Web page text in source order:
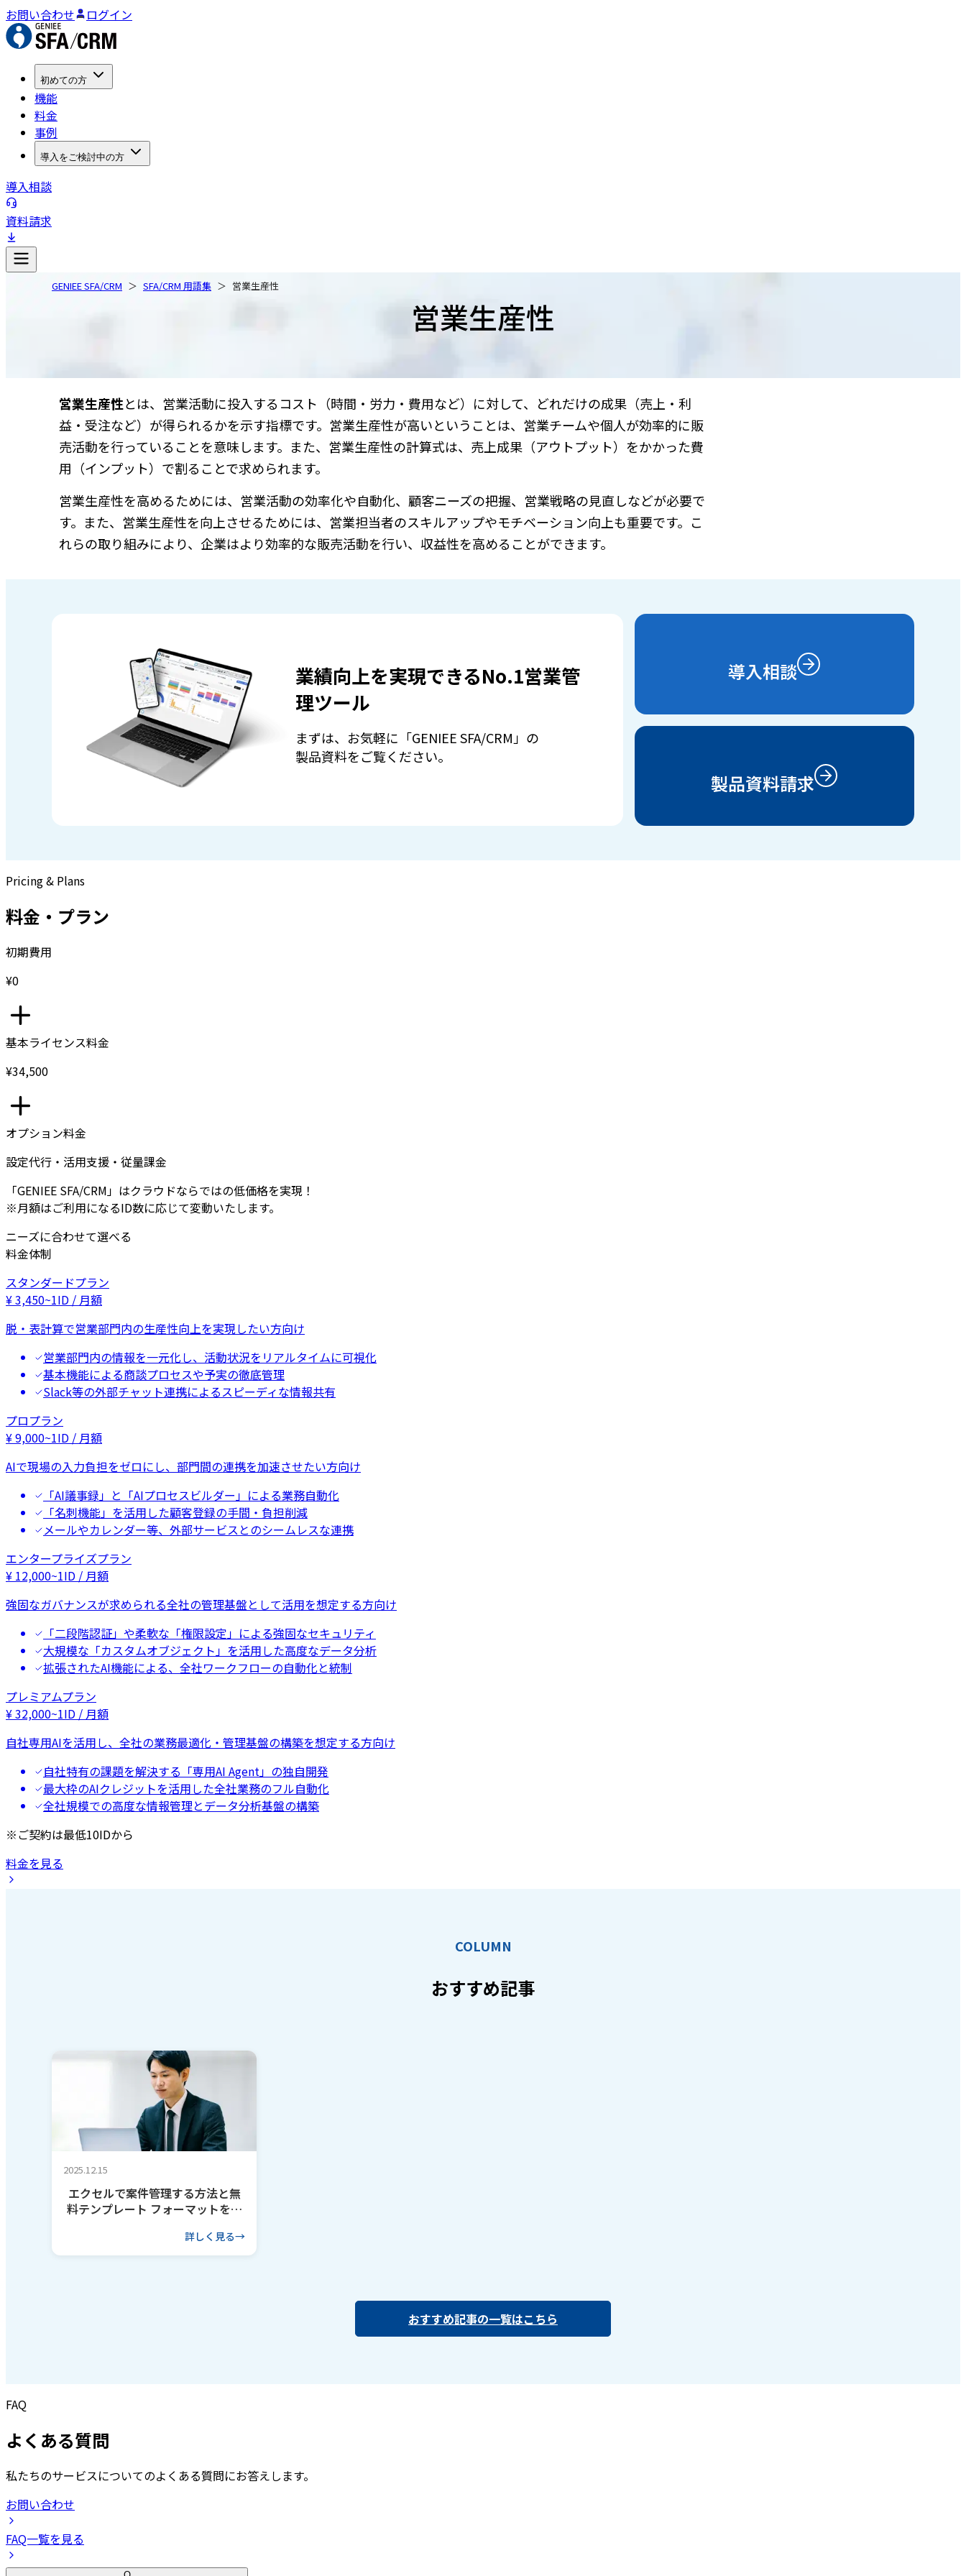
お問い合わせ ログイン
初めての方
機能
料金
事例
導入をご検討中の方
導入相談
資料請求
GENIEE SFA/CRM SFA/CRM 用語集 営業生産性
営業生産性
営業生産性とは、営業活動に投入するコスト（時間・労力・費用など）に対して、どれだけの成果（売上・利
益・受注など）が得られるかを示す指標です。営業生産性が高いということは、営業チームや個人が効率的に販
売活動を行っていることを意味します。また、営業生産性の計算式は、売上成果（アウトプット）をかかった費
用（インプット）で割ることで求められます。
営業生産性を高めるためには、営業活動の効率化や自動化、顧客ニーズの把握、営業戦略の見直しなどが必要で
す。また、営業生産性を向上させるためには、営業担当者のスキルアップやモチベーション向上も重要です。こ
れらの取り組みにより、企業はより効率的な販売活動を行い、収益性を高めることができます。
業績向上を実現できるNo.1営業管
理ツール
まずは、お気軽に「GENIEE SFA/CRM」の
製品資料をご覧ください。
導入相談
製品資料請求
Pricing & Plans
料金・プラン
初期費用
¥0
基本ライセンス料金
¥34,500
オプション料金
設定代行・活用支援・従量課金
「GENIEE SFA/CRM」はクラウドならではの低価格を実現！
※月額はご利用になるID数に応じて変動いたします。
ニーズに合わせて選べる
料金体制
スタンダードプラン
¥3,450~1ID / 月額
脱・表計算で営業部門内の生産性向上を実現したい方向け
営業部門内の情報を一元化し、活動状況をリアルタイムに可視化
基本機能による商談プロセスや予実の徹底管理
Slack等の外部チャット連携によるスピーディな情報共有
プロプラン
¥9,000~1ID / 月額
AIで現場の入力負担をゼロにし、部門間の連携を加速させたい方向け
「AI議事録」と「AIプロセスビルダー」による業務自動化
「名刺機能」を活用した顧客登録の手間・負担削減
メールやカレンダー等、外部サービスとのシームレスな連携
エンタープライズプラン
¥ 12,000~1ID / 月額
強固なガバナンスが求められる全社の管理基盤として活用を想定する方向け
「二段階認証」や柔軟な「権限設定」による強固なセキュリティ
大規模な「カスタムオブジェクト」を活用した高度なデータ分析
拡張されたAI機能による、全社ワークフローの自動化と統制
プレミアムプラン
¥32,000~1ID / 月額
自社専用AIを活用し、全社の業務最適化・管理基盤の構築を想定する方向け
自社特有の課題を解決する「専用AI Agent」の独自開発
最大枠のAIクレジットを活用した全社業務のフル自動化
全社規模での高度な情報管理とデータ分析基盤の構築
※ご契約は最低10IDから
料金を見る
COLUMN
おすすめ記事
2025.12.15
エクセルで案件管理する方法と無
料テンプレート フォーマットを作
詳しく見る
おすすめ記事の一覧はこちら
FAQ
よくある質問
私たちのサービスについてのよくある質問にお答えします。
お問い合わせ
FAQ一覧を見る